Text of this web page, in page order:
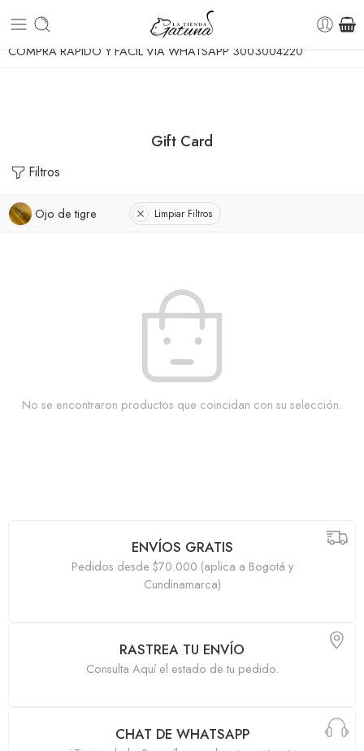
ENVIO GRATUITO A TODA COLOMBIA DESDE
COMPRA RÁPIDO Y FÁCIL VÍA WHATSAPP 3003004220
Gift Card
Filtros
Ojo de tigre Limpiar Filtros
No se encontraron productos que coincidan con su selección.
ENVÍOS GRATIS
Pedidos desde $70.000 (aplica a Bogotá y
Cundinamarca)
RASTREA TU ENVÍO
Consulta Aquí el estado de tu pedido.
CHAT DE WHATSAPP